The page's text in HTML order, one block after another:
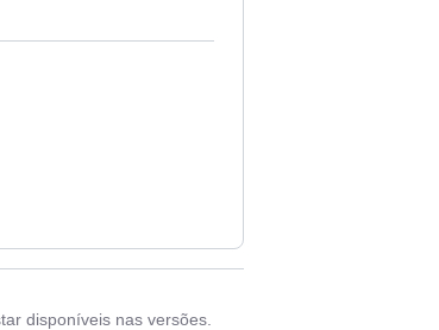
disponíveis nas versões.